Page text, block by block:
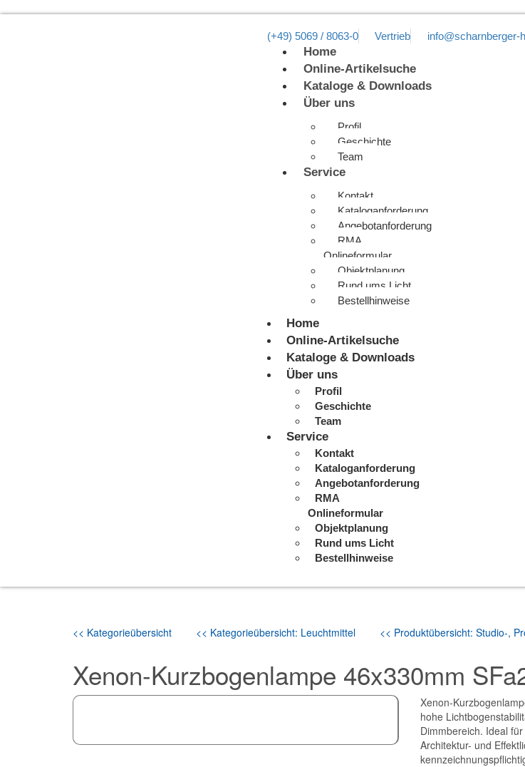
(+49) 5069 / 8063-0 Vertrieb info@scharnberger-
Home
Online-Artikelsuche
Kataloge & Downloads
Über uns
Profil
Geschichte
Team
Service
Kontakt
Kataloganforderung
Angebotanforderung
RMA
Onlineformular
Objektplanung
Rund ums Licht
Bestellhinweise
Home
Online-Artikelsuche
Kataloge & Downloads
Über uns
Profil
Geschichte
Team
Service
Kontakt
Kataloganforderung
Angebotanforderung
RMA
Onlineformular
Objektplanung
Rund ums Licht
Bestellhinweise
<< Kategorieübersicht << Kategorieübersicht: Leuchtmittel << Produktübersicht: Studio-,
Xenon-Kurzbogenlampe 46x330mm
Xenon-
hohe
Dimmbereich. Ideal
Architektur- und